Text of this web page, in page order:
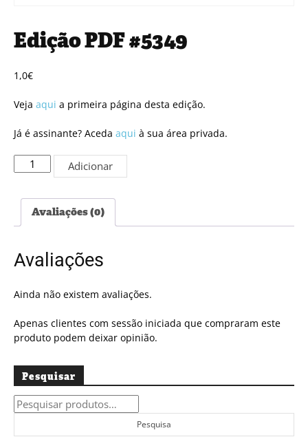
Edição PDF #5349
1,0€
Veja aqui a primeira página desta edição.
Já é assinante? Aceda aqui à sua área privada.
Quantidade
de
PDF
#5349
Adicionar
Avaliações (0)
Avaliações
Ainda não existem avaliações.
Apenas clientes com sessão iniciada que compraram este
produto podem deixar opinião.
Pesquisar
Pesquisar
por:
Pesquisa